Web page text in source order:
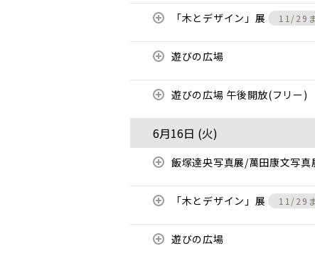
「木とデザイン」展 11/29
遊びの広場
遊びの広場 午後開放(フリー)
6月16日 (火)
飯塚達央写真展/萬田康文写
「木とデザイン」展 11/29
遊びの広場